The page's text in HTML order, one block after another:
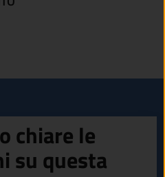
chiare le
su questa